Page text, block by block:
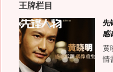
王牌栏目
先
感
黄
情